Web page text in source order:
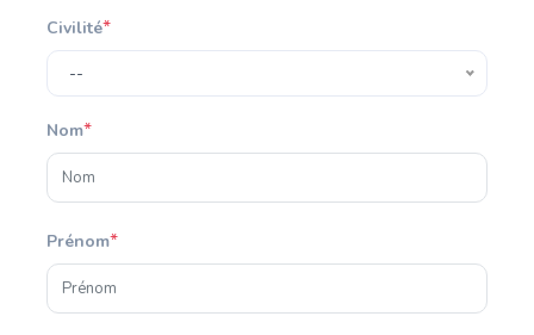
Civilité*
--
Nom*
Prénom*